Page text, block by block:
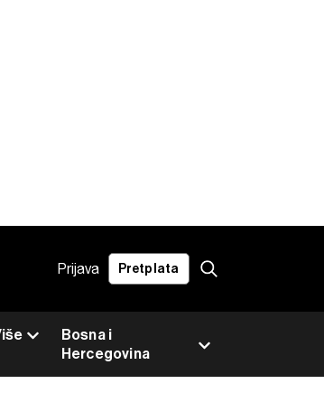
Prijava Pretplata
Bosna i
Hercegovina